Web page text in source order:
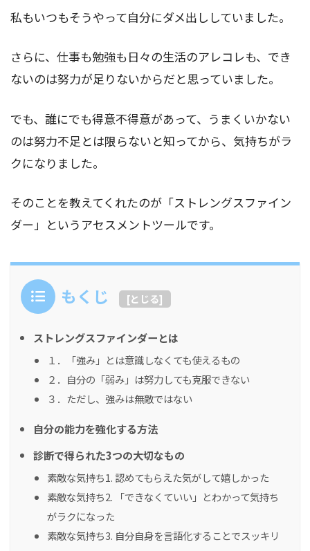
私もいつもそうやって自分にダメ出ししていました。
さらに、仕事も勉強も日々の生活のアレコレも、でき
ないのは努力が足りないからだと思っていました。
でも、誰にでも得意不得意があって、うまくいかない
のは努力不足とは限らないと知ってから、気持ちがラ
クになりました。
そのことを教えてくれたのが「ストレングスファイン
ダー」というアセスメントツールです。
もくじ [とじる]
ストレングスファインダーとは
１．「強み」とは意識しなくても使えるもの
２．自分の「弱み」は努力しても克服できない
３．ただし、強みは無敵ではない
自分の能力を強化する方法
診断で得られた3つの大切なもの
素敵な気持ち1. 認めてもらえた気がして嬉しかった
素敵な気持ち2. 「できなくていい」とわかって気持ち
がラクになった
素敵な気持ち3. 自分自身を言語化することでスッキリ